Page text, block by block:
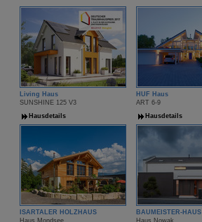
Living Haus
SUNSHINE 125 V3
Hausdetails
HUF Haus
ART 6-9
Hausdetails
ISARTALER HOLZHAUS
BAUMEISTER-HAUS